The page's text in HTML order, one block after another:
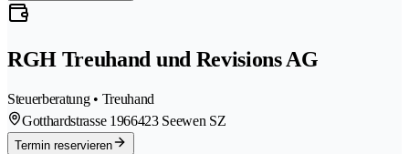
RGH Treuhand und Revisions AG
Steuerberatung • Treuhand
Gotthardstrasse 1966423 Seewen SZ
Termin reservieren